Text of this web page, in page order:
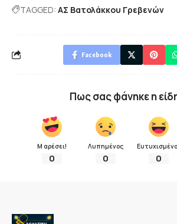
TAGGED: ΑΣ Βατολάκκου Γρεβενών
Facebook
Πως σας φάνηκε η
Μ αρέσει!
0
Λυπημένος
0 0